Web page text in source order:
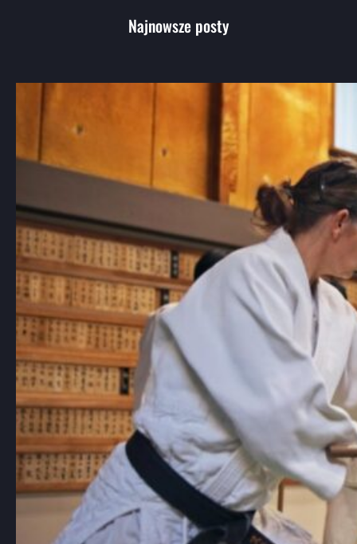
Najnowsze posty
Aikido: Wprowadzenie do japońskiej
sztuki walki i jej filozofii
Aikido, choć mniej znane niż karate czy